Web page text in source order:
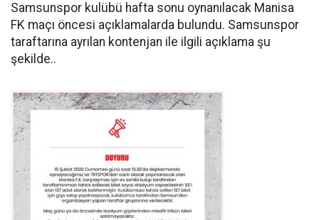
Samsunspor kulübü hafta sonu oynanılacak Manisa
FK maçı öncesi açıklamalarda bulundu. Samsunspor
taraftarına ayrılan kontenjan ile ilgili açıklama şu
şekilde..